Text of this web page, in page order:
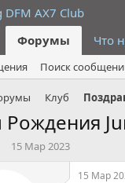
Форумы Что
Поиск
Клуб
Д15 Мар 2023
15 Мар